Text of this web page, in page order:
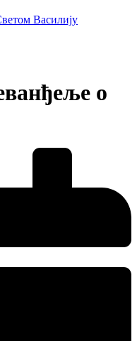
Василију
о